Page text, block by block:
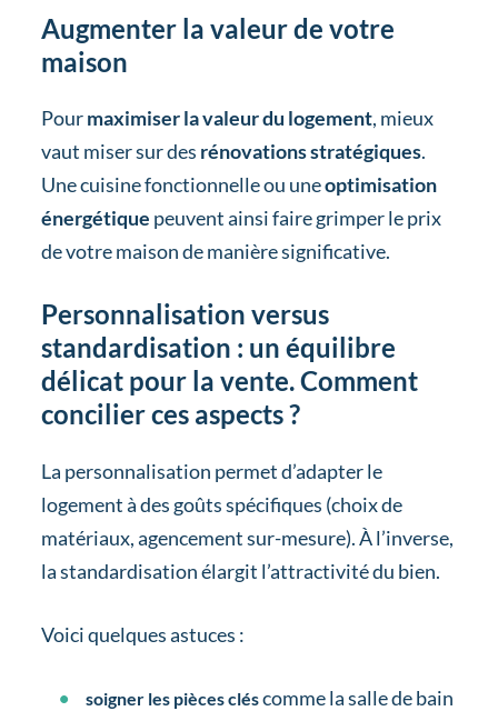
Augmenter la valeur de votre
maison
Pourmaximiser la valeur du logement, mieux
vaut miser sur des rénovations stratégiques.
Une cuisine fonctionnelle ou uneoptimisation
énergétique peuvent ainsi faire grimper le prix
de votre maison de manière significative.
Personnalisation versus
standardisation : un équilibre
délicat pour la vente. Comment
concilier ces aspects ?
La personnalisation permet d’adapter le
logement à des goûts spécifiques (choix de
matériaux, agencement sur-mesure). À l’inverse,
la standardisation élargit l’attractivité du bien.
Voici quelques astuces :
soigner les pièces cléscomme la salle de bain